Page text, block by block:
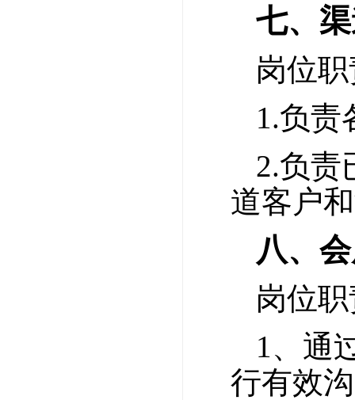
七、
岗位
1.负责
2.负责
道客户
八、
岗位
1、通
行有效